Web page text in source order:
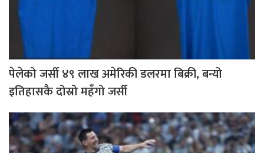
पेलेको जर्सी ४९ लाख अमेरिकी डलरमा बिक्री, बन्यो
इतिहासकै दोस्रो महँगो जर्सी